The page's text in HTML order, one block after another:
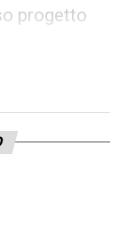
progetto